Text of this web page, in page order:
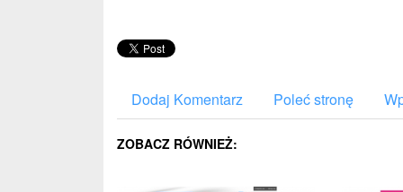
Dodaj Komentarz Poleć stronę
ZOBACZ RÓWNIEŻ: